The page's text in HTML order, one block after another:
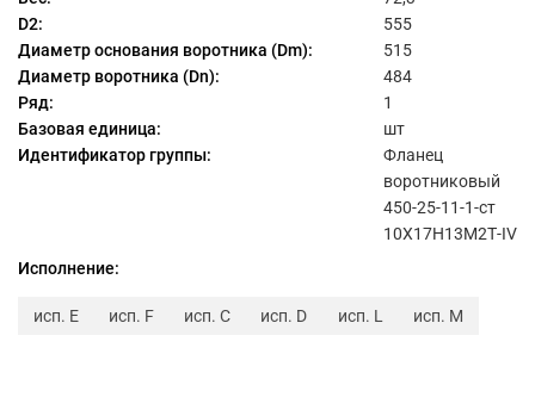
D2:
555
Диаметр основания воротника (Dm):
515
Диаметр воротника (Dn):
484
Ряд:
1
Базовая единица:
шт
Идентификатор группы:
Фланец
воротниковый
450-25-11-1-ст
10Х17Н13М2Т-IV
Исполнение:
исп. E исп. F исп. C исп. D исп. L исп. M